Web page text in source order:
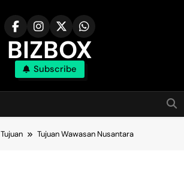
BIZBOX
Bizbox – Media Informasi Terkini
Subscribe
Tujuan Tujuan Wawasan Nusantara